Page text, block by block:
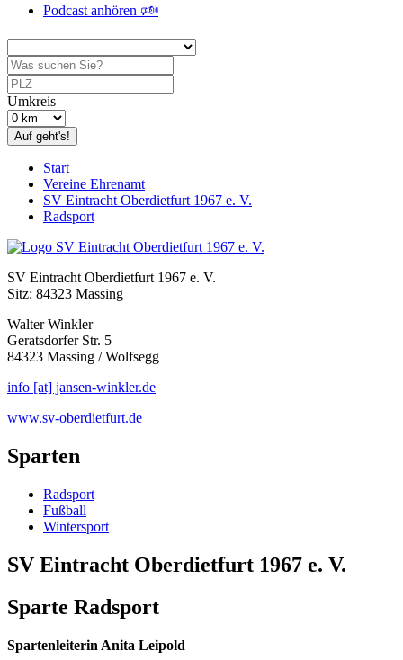
Podcast anhören 🕬
Umkreis
Auf geht's!
Start
Vereine Ehrenamt
SV Eintracht Oberdietfurt 1967 e. V.
Radsport
SV Eintracht Oberdietfurt 1967 e. V.
Sitz: 84323 Massing
Walter Winkler
Geratsdorfer Str. 5
84323 Massing / Wolfsegg
info [at] jansen-winkler.de
www.sv-oberdietfurt.de
Sparten
Radsport
Fußball
Wintersport
SV Eintracht Oberdietfurt 1967 e. V.
Sparte Radsport
Spartenleiterin Anita Leipold